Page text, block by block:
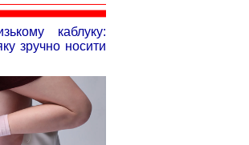
каблуку:
зручно носити